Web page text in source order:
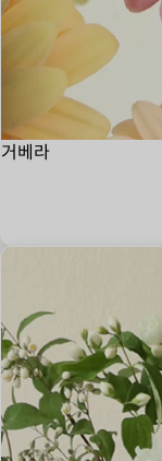
거베라